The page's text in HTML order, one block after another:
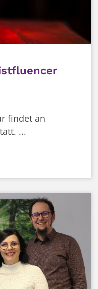
findet an
...